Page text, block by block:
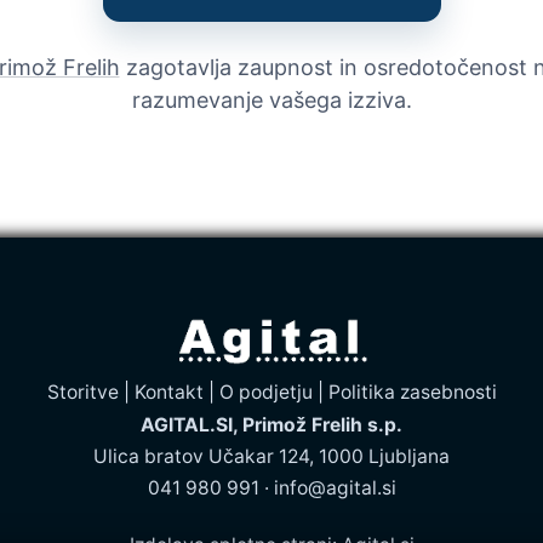
Frelih zagotavlja zaupnost in osredotočenost
razumevanje vašega izziva.
Storitve| Kontakt O podjetju
Politika zasebnosti
AGITAL.SI, Primož Frelih s.p.
Ulica bratov Učakar 124, 1000 Ljubljana
041 980 991 · info@agital.si